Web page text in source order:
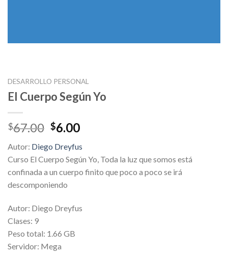
DESARROLLO PERSONAL
El Cuerpo Según Yo
$67.00 Original
was:
$67.00.
$6.00Current
is:
$6.00.
Autor: Diego Dreyfus
Curso El Cuerpo Según Yo, Toda la luz que somos está
confinada a un cuerpo finito que poco a poco se irá
descomponiendo
Autor: Diego Dreyfus
Clases: 9
Peso total: 1.66 GB
Servidor: Mega